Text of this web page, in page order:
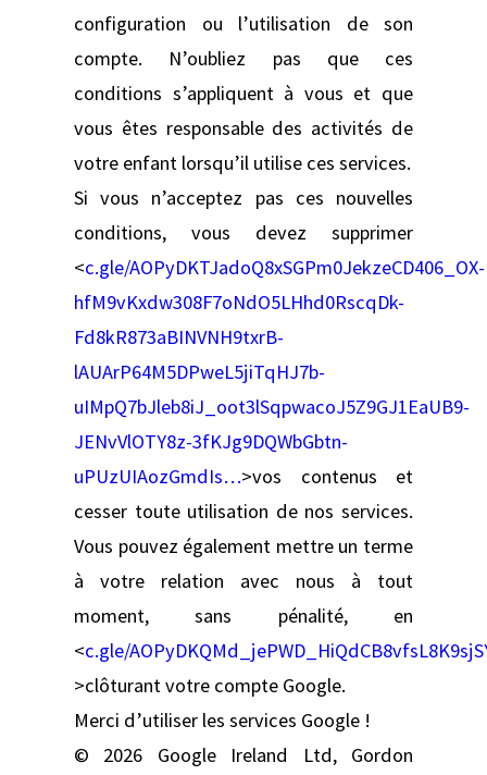
configuration ou l’utilisation de son
compte. N’oubliez pas que ces
conditions s’appliquent à vous et que
vous êtes responsable des activités de
votre enfant lorsqu’il utilise ces services.
Si vous n’acceptez pas ces nouvelles
conditions, vous devez supprimer
<c.gle/AOPyDKTJadoQ8xSGPm0JekzeCD406_OX-
hfM9vKxdw308F7oNdO5LHhd0RscqDk-
Fd8kR873aBINVNH9txrB-
lAUArP64M5DPweL5jiTqHJ7b-
uIMpQ7bJleb8iJ_oot3lSqpwacoJ5Z9GJ1EaUB9-
JENvVlOTY8z-3fKJg9DQWbGbtn-
uPUzUIAozGmdIs…>vos contenus et
cesser toute utilisation de nos services.
Vous pouvez également mettre un terme
à votre relation avec nous à tout
moment, sans pénalité, en
<c.gle/
>clôturant votre compte Google.
Merci d’utiliser les services Google !
© 2026 Google Ireland Ltd, Gordon